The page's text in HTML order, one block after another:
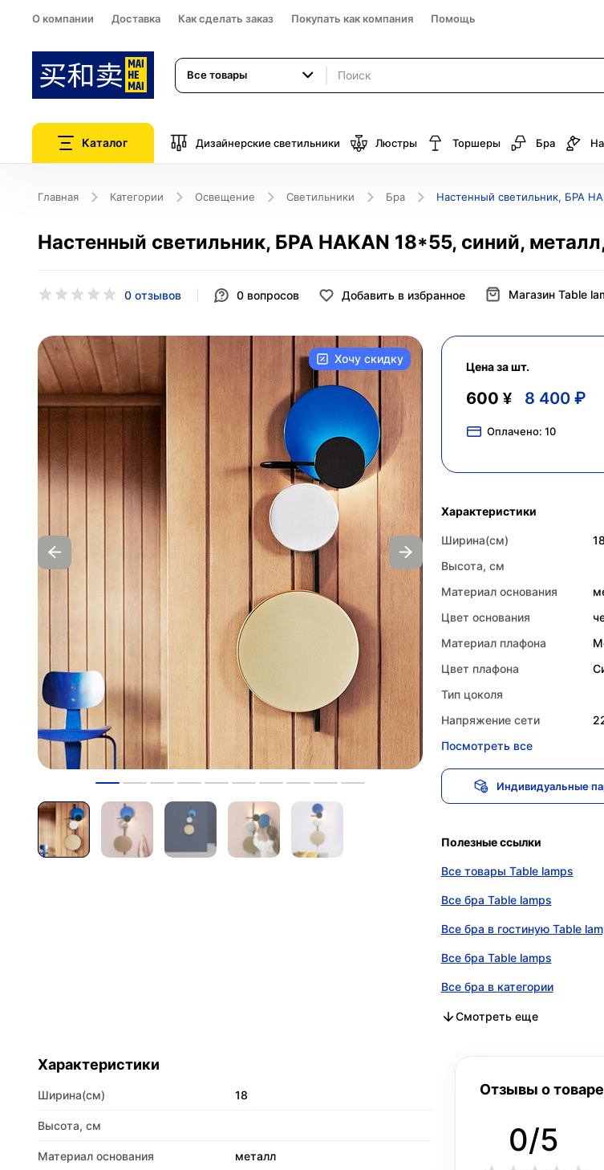
О компании Доставка Как сделать заказ Покупать как компания Помощь
Все товары
Каталог Дизайнерские светильники Люстры Торшеры Бра
Главная Категории Освещение Светильники Бра Настенный светильник, БРА
Настенный светильник, БРА HAKAN 18*55, синий,
0 отзывов 0 вопросов Добавить в избранное Магазин Table
Хочу скидку
Цена за шт.
600 ¥ 8 400 ₽
Оплачено: 10
Характеристики
Ширина(см)
18
Высота, см
Материал основания
Цвет основания
Материал плафона
Цвет плафона
Тип цоколя
Напряжение сети
Посмотреть все
Индивидуальные
Полезные ссылки
Все товары Table lamps
Все бра Table lamps
Все бра в гостиную Table
Все бра Table lamps
Все бра в категории
Все бра в гостиную в
Все бра в категории
Смотреть еще
Характеристики
Ширина(см) 18
Высота, см
Материал основания металл
Отзывы о
0/5